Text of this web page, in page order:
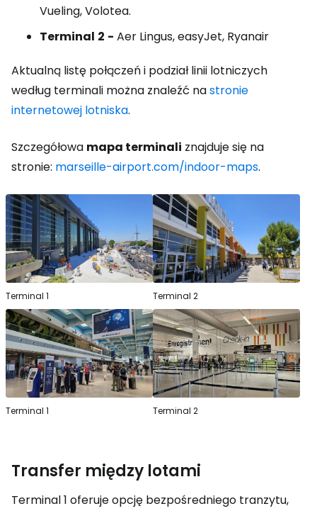
Vueling, Volotea.
Terminal 2 - Aer Lingus, easyJet, Ryanair
Aktualną listę połączeń i podział linii lotniczych
według terminali można znaleźć nastronie
internetowej lotniska.
Szczegółowa mapa terminali znajduje się na
stronie: marseille-airport.com/indoor-maps.
Terminal 1 Terminal 2
Terminal 1 Terminal 2
Transfer między lotami
Terminal 1 oferuje opcję bezpośredniego tranzytu,